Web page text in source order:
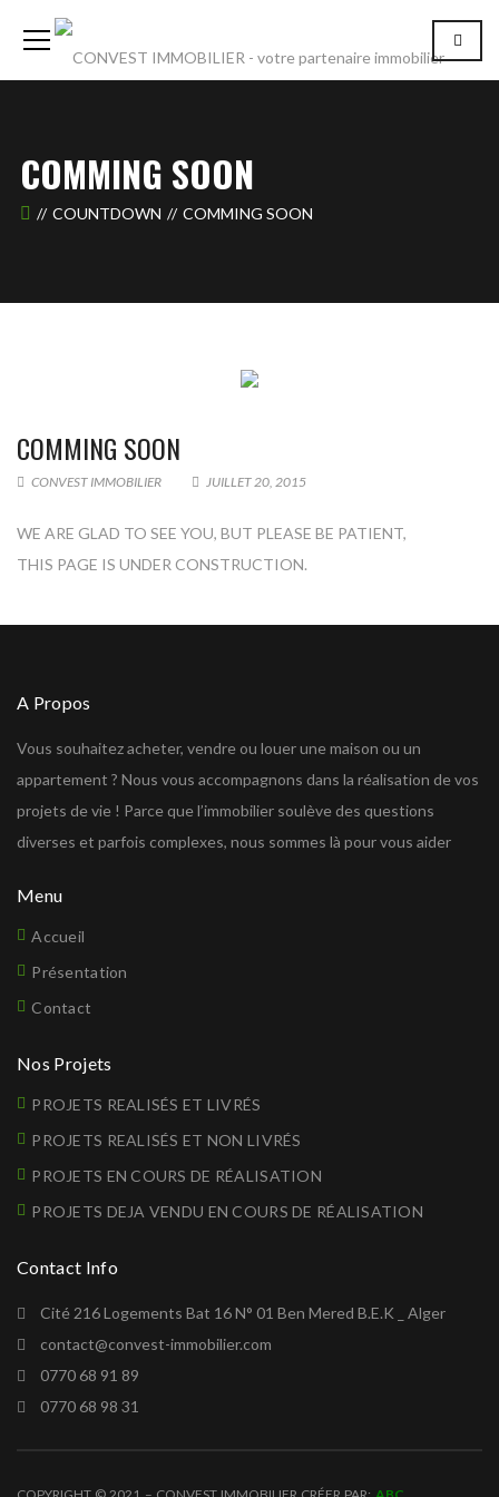
COMMING SOON
COUNTDOWN COMMING SOON
COMMING SOON
CONVEST IMMOBILIER JUILLET 20, 2015
WE ARE GLAD TO SEE YOU, BUT PLEASE BE PATIENT,
THIS PAGE IS UNDER CONSTRUCTION.
A Propos
Vous souhaitez acheter, vendre ou louer une maison ou un
appartement ? Nous vous accompagnons dans la réalisation de vos
projets de vie ! Parce que l’immobilier soulève des questions
diverses et parfois complexes, nous sommes là pour vous aider
Menu
Accueil
Présentation
Contact
Nos Projets
PROJETS REALISÉS ET LIVRÉS
PROJETS REALISÉS ET NON LIVRÉS
PROJETS EN COURS DE RÉALISATION
PROJETS DEJA VENDU EN COURS DE RÉALISATION
Contact Info
Cité 216 Logements Bat 16 N° 01 Ben Mered B.E.K _ Alger
contact@convest-immobilier.com
0770 68 91 89
0770 68 98 31